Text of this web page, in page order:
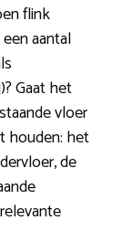
flink
aantal
Gaat het
vloer
houden: het
de